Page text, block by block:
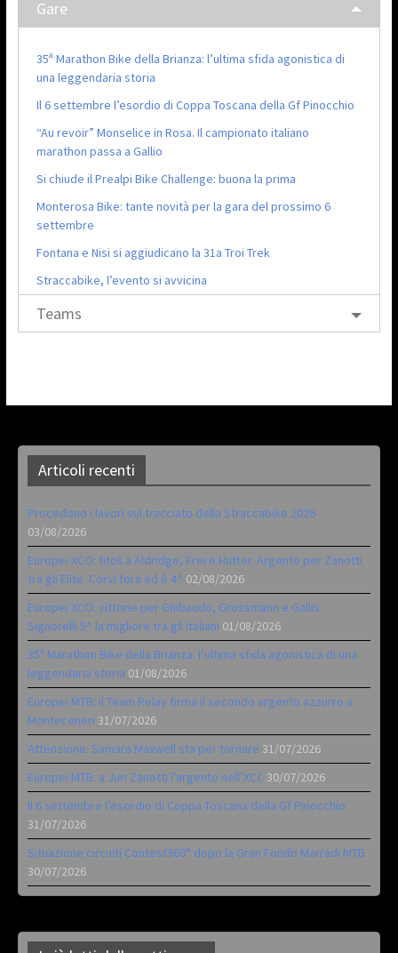
Gare
35ª Marathon Bike della Brianza: l’ultima sfida agonistica di
una leggendaria storia
Il 6 settembre l’esordio di Coppa Toscana della Gf Pinocchio
“Au revoir” Monselice in Rosa. Il campionato italiano
marathon passa a Gallio
Si chiude il Prealpi Bike Challenge: buona la prima
Monterosa Bike: tante novità per la gara del prossimo 6
settembre
Fontana e Nisi si aggiudicano la 31a Troi Trek
Straccabike, l’evento si avvicina
Teams
Articoli recenti
Procedono i lavori sul tracciato della Straccabike 2026
03/08/2026
Europei XCO: titoli a Aldridge, Frei e Hutter. Argento per Zanotti
tra gli Elite. Corvi fora ed è 4^ 02/08/2026
Europei XCO: vittorie per Ghibaudo, Grossmann e Gallis.
Signorelli 5^ la migliore tra gli italiani 01/08/2026
35ª Marathon Bike della Brianza: l’ultima sfida agonistica di una
leggendaria storia 01/08/2026
Europei MTB: il Team Relay firma il secondo argento azzurro a
Monteceneri 31/07/2026
Attenzione: Samara Maxwell sta per tornare 31/07/2026
Europei MTB: a Juri Zanotti l’argento nell’XCC 30/07/2026
Il 6 settembre l’esordio di Coppa Toscana della Gf Pinocchio
31/07/2026
Situazione circuiti Contest360° dopo la Gran Fondo Marradi MTB
30/07/2026